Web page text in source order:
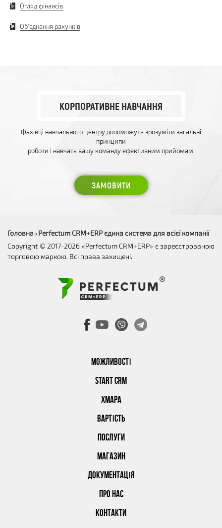
Огляд фінансів
Об'єднання рахунків
КОРПОРАТИВНЕ НАВЧАННЯ
Фахівці навчального центру допоможуть зрозуміти загальні
принципи
роботи і навчать вашу команду ефективним прийомам.
ЗАМОВИТИ
МОЖЛИВОСТІ
START CRM
ХМАРА
ВАРТІСТЬ
ПОСЛУГИ
МАГАЗИН
ДОКУМЕНТАЦІЯ
ПРО НАС
КОНТАКТИ
Головна › Perfectum CRM+ERP єдина система для всієї компанії
Copyright © 2017-2026 «Perfectum CRM+ERP» є зареєстрованою
торговою маркою. Всі права захищені.